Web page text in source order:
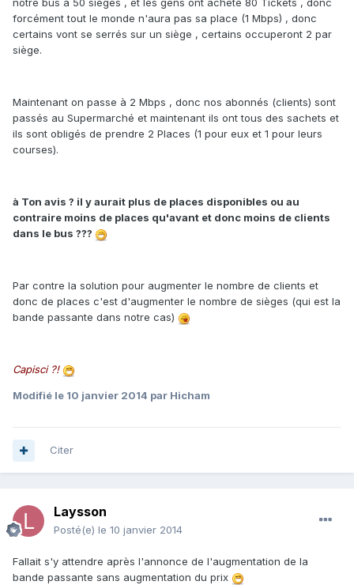
notre bus à 50 sièges , et les gens ont acheté 80 Tickets , donc
forcément tout le monde n'aura pas sa place (1 Mbps) , donc
certains vont se serrés sur un siège , certains occuperont 2 par
siège.
Maintenant on passe à 2 Mbps , donc nos abonnés (clients) sont
passés au Supermarché et maintenant ils ont tous des sachets et
ils sont obligés de prendre 2 Places (1 pour eux et 1 pour leurs
courses).
à Ton avis ? il y aurait plus de places disponibles ou au
contraire moins de places qu'avant et donc moins de clients
dans le bus ???
Par contre la solution pour augmenter le nombre de clients et
donc de places c'est d'augmenter le nombre de sièges (qui est la
bande passante dans notre cas)
Capisci ?!
Modifié le 10 janvier 2014 par Hicham
Citer
Laysson
Posté(e) le 10 janvier 2014
Fallait s'y attendre après l'annonce de l'augmentation de la
bande passante sans augmentation du prix